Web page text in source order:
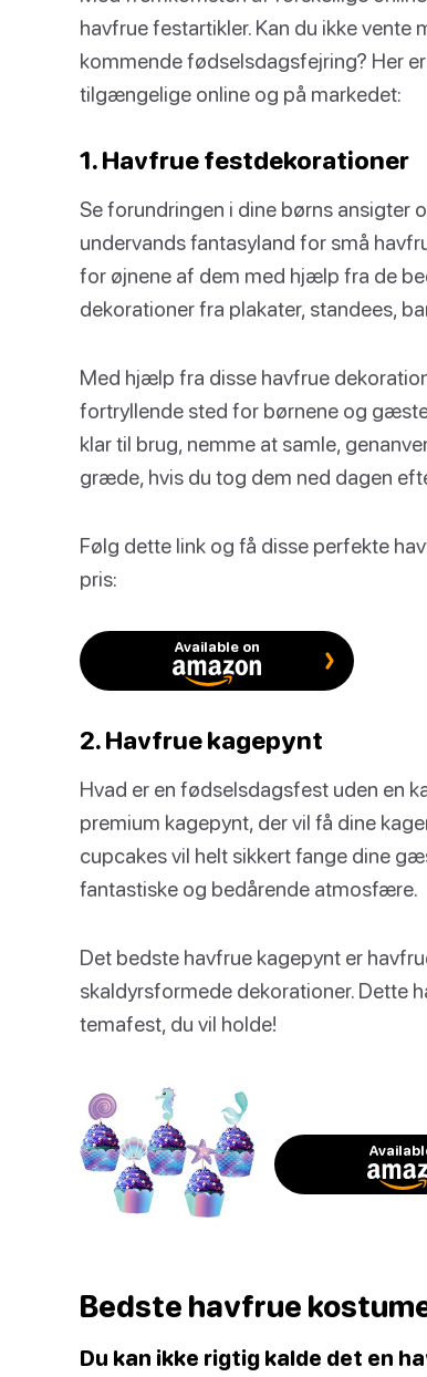
havfrue festartikler. Kan du ikke
kommende fødselsdagsfejring? Her
tilgængelige online og på markedet:
1. Havfrue festdekorationer
Se forundringen i dine børns ansigter
undervands fantasyland for små
for øjnene af dem med hjælp fra de
dekorationer fra plakater, standees,
Med hjælp fra disse havfrue
fortryllende sted for børnene og
klar til brug, nemme at samle,
græde, hvis du tog dem ned dagen
Følg dette link og få disse perfekte
pris:
Available on
2. Havfrue kagepynt
Hvad er en fødselsdagsfest uden en
premium kagepynt, der vil få dine
cupcakes vil helt sikkert fange dine
fantastiske og bedårende atmosfære.
Det bedste havfrue kagepynt er
skaldyrsformede dekorationer. Dette
temafest, du vil holde!
Bedste havfrue
Du kan ikke rigtig kalde det en